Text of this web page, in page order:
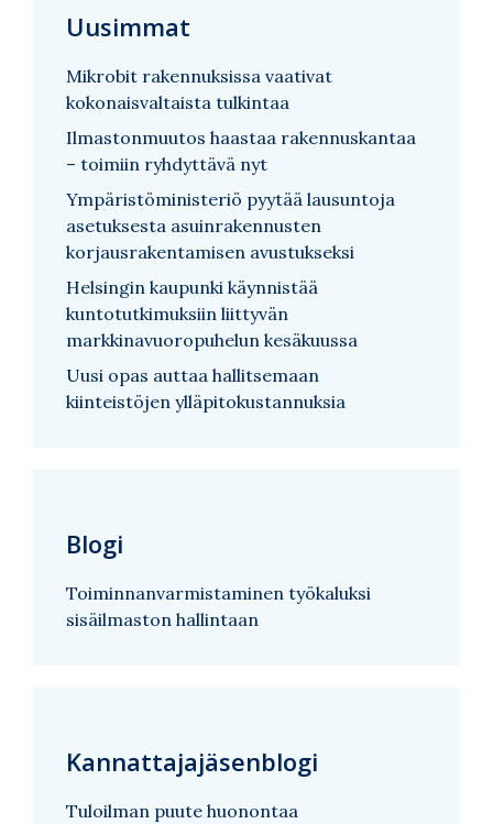
Uusimmat
Mikrobit rakennuksissa vaativat
kokonaisvaltaista tulkintaa
Ilmastonmuutos haastaa rakennuskantaa
– toimiin ryhdyttävä nyt
Ympäristöministeriö pyytää lausuntoja
asetuksesta asuinrakennusten
korjausrakentamisen avustukseksi
Helsingin kaupunki käynnistää
kuntotutkimuksiin liittyvän
markkinavuoropuhelun kesäkuussa
Uusi opas auttaa hallitsemaan
kiinteistöjen ylläpitokustannuksia
Blogi
Toiminnanvarmistaminen työkaluksi
sisäilmaston hallintaan
Kannattajajäsenblogi
Tuloilman puute huonontaa